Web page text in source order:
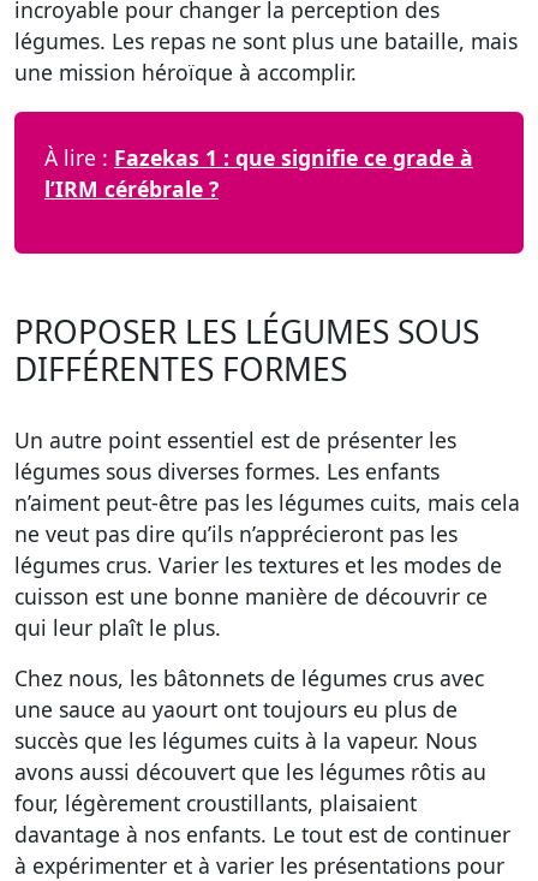
incroyable pour changer la perception des
légumes. Les repas ne sont plus une bataille, mais
une mission héroïque à accomplir.
À lire : Fazekas 1 : que signifie ce grade à
l’IRM cérébrale ?
PROPOSER LES LÉGUMES SOUS
DIFFÉRENTES FORMES
Un autre point essentiel est de présenter les
légumes sous diverses formes. Les enfants
n’aiment peut-être pas les légumes cuits, mais cela
ne veut pas dire qu’ils n’apprécieront pas les
légumes crus. Varier les textures et les modes de
cuisson est une bonne manière de découvrir ce
qui leur plaît le plus.
Chez nous, les bâtonnets de légumes crus avec
une sauce au yaourt ont toujours eu plus de
succès que les légumes cuits à la vapeur. Nous
avons aussi découvert que les légumes rôtis au
four, légèrement croustillants, plaisaient
davantage à nos enfants. Le tout est de continuer
à expérimenter et à varier les présentations pour